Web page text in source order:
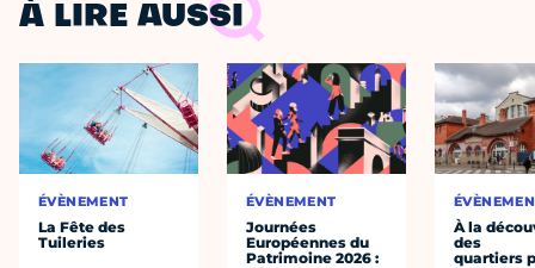
À LIRE AUSSI
ÉVÈNEMENT
La Fête des
Tuileries
ÉVÈNEMENT
Journées
Européennes du
Patrimoine 2026 :
À la
des
quartiers